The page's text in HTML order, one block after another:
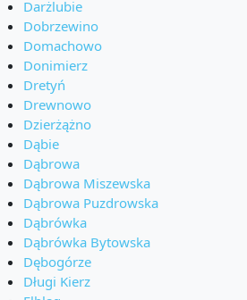
Darżlubie
Dobrzewino
Domachowo
Donimierz
Dretyń
Drewnowo
Dzierżążno
Dąbie
Dąbrowa
Dąbrowa Miszewska
Dąbrowa Puzdrowska
Dąbrówka
Dąbrówka Bytowska
Dębogórze
Długi Kierz